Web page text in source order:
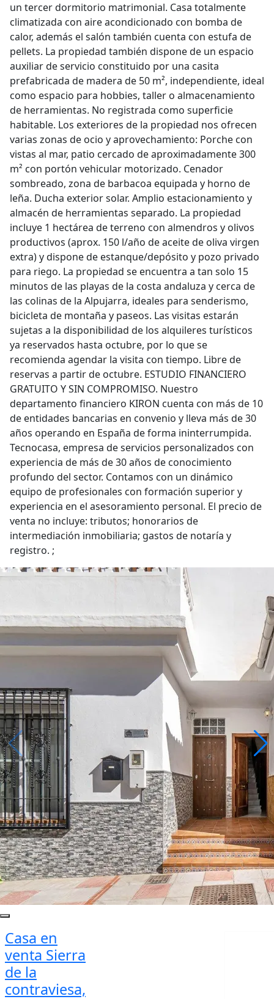
un tercer dormitorio matrimonial. Casa totalmente
climatizada con aire acondicionado con bomba de
calor, además el salón también cuenta con estufa de
pellets. La propiedad también dispone de un espacio
auxiliar de servicio constituido por una casita
prefabricada de madera de 50 m², independiente, ideal
como espacio para hobbies, taller o almacenamiento
de herramientas. No registrada como superficie
habitable. Los exteriores de la propiedad nos ofrecen
varias zonas de ocio y aprovechamiento: Porche con
vistas al mar, patio cercado de aproximadamente 300
m² con portón vehicular motorizado. Cenador
sombreado, zona de barbacoa equipada y horno de
leña. Ducha exterior solar. Amplio estacionamiento y
almacén de herramientas separado. La propiedad
incluye 1 hectárea de terreno con almendros y olivos
productivos (aprox. 150 l/año de aceite de oliva virgen
extra) y dispone de estanque/depósito y pozo privado
para riego. La propiedad se encuentra a tan solo 15
minutos de las playas de la costa andaluza y cerca de
las colinas de la Alpujarra, ideales para senderismo,
bicicleta de montaña y paseos. Las visitas estarán
sujetas a la disponibilidad de los alquileres turísticos
ya reservados hasta octubre, por lo que se
recomienda agendar la visita con tiempo. Libre de
reservas a partir de octubre. ESTUDIO FINANCIERO
GRATUITO Y SIN COMPROMISO. Nuestro
departamento financiero KIRON cuenta con más de 10
de entidades bancarias en convenio y lleva más de 30
años operando en España de forma ininterrumpida.
Tecnocasa, empresa de servicios personalizados con
experiencia de más de 30 años de conocimiento
profundo del sector. Contamos con un dinámico
equipo de profesionales con formación superior y
experiencia en el asesoramiento personal. El precio de
venta no incluye: tributos; honorarios de
intermediación inmobiliaria; gastos de notaría y
registro. ;
Casa en
venta Sierra
de la
contraviesa,